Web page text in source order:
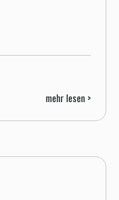
mehr lesen >